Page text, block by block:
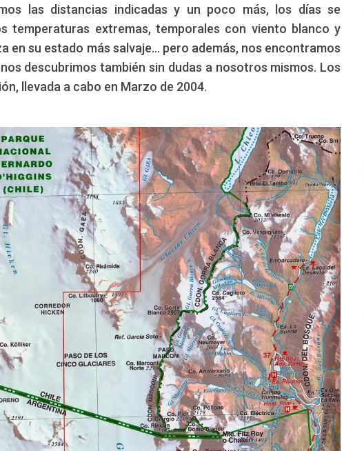
las distancias indicadas y un poco más, los días se
temperaturas extremas, temporales con viento blanco y
en su estado más salvaje… pero además, nos encontramos
descubrimos también sin dudas a nosotros mismos. Los
llevada a cabo en Marzo de 2004.